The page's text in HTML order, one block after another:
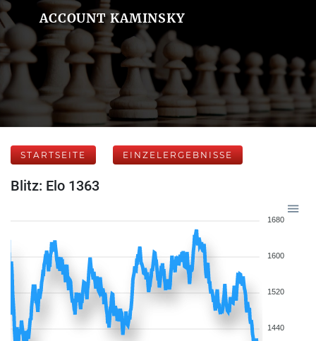
ACCOUNT KAMINSKY
STARTSEITE EINZELERGEBNISSE
Blitz: Elo 1363
1680
1600
1520
1440